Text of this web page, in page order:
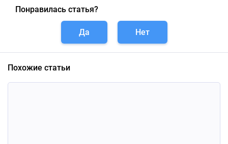
Понравилась статья?
Да Нет
Похожие статьи